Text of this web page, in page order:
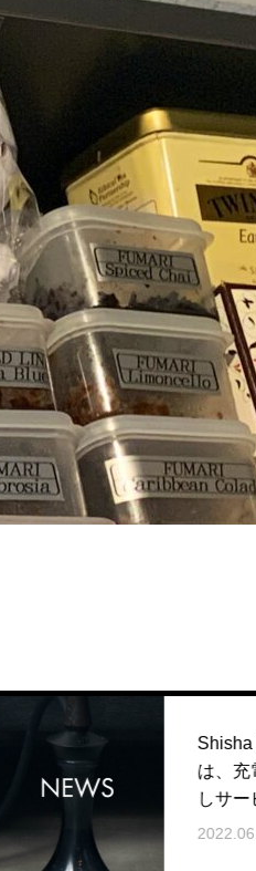
Shisha lounge
は、充電器の無
しサービスを実施
2022.06.27